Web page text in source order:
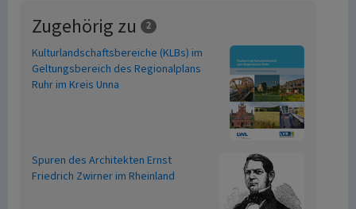
Zugehörig zu 2
Kulturlandschaftsbereiche (KLBs) im
Geltungsbereich des Regionalplans
Ruhr im Kreis Unna
Spuren des Architekten Ernst
Friedrich Zwirner im Rheinland